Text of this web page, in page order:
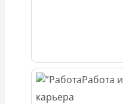
Работа и
карьера